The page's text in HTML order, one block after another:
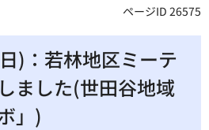
ページID 26575
)：若林地区ミーテ
ました(世田谷地域
」)